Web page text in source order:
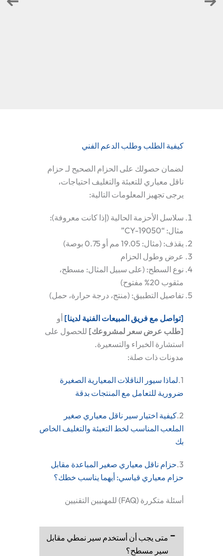
كيفية الطلب وطلب الدعم الفني
لضمان حصولك على الحزام الصحيح لـ حزام
ناقل معياري للتعبئة والتغليف احتياجات،
يرجى تجهيز المعلومات التالية:
سلاسل الأحزمة الحالية (إذا كانت معروفة):
مثال: “CY-19050”
يقذف: (مثال: 19.05 مم أو 0.75 بوصة)
عرض وطول الحزام
نوع السطح: (على سبيل المثال: مسطح،
مثقوب 20% مفتوح)
تفاصيل التطبيق: (منتج، درجة حرارة، حمل)
[تواصل مع فريق المبيعات الفنية لدينا] أو
[طلب عرض سعر لمشروعك] للحصول على
استشارة الخبراء والتسعيرة.
مدونات ذات صلة:
1. لماذا سيور الناقلات المعيارية الصغيرة
ضرورية للتعامل مع المنتجات بدقة
2. كيفية اختيار سير ناقل معياري صغير
الملعب المناسب لخط التعبئة والتغليف الخاص
بك
3. حزام ناقل معياري صغير المباعدة مقابل
حزام معياري قياسي: أيهما يناسب خطك؟
أسئلة متكررة (FAQ) للمهنيين التقنيين
متى يجب أن أستخدم سير نمطي مقابل
سير مسطح؟